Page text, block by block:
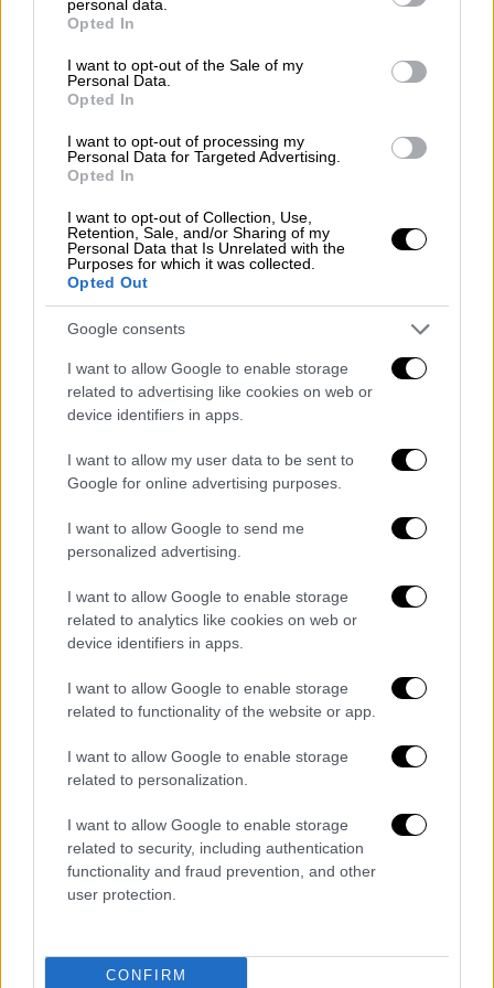
grant or deny consent to Google and its third-party tags to
use your data for below specified purposes in below Google
consent section.
personal data.
Opted In
I want to opt-out of the Sale of my
Personal Data.
Opted In
I want to opt-out of processing my
Personal Data for Targeted Advertising.
Opted In
I want to opt-out of Collection, Use,
Retention, Sale, and/or Sharing of my
Personal Data that Is Unrelated with the
Purposes for which it was collected.
Opted Out
Google consents
I want to allow Google to enable storage
related to advertising like cookies on web or
device identifiers in apps.
I want to allow my user data to be sent to
Google for online advertising purposes.
I want to allow Google to send me
personalized advertising.
I want to allow Google to enable storage
related to analytics like cookies on web or
device identifiers in apps.
I want to allow Google to enable storage
related to functionality of the website or app.
I want to allow Google to enable storage
related to personalization.
I want to allow Google to enable storage
related to security, including authentication
functionality and fraud prevention, and other
user protection.
CONFIRM
να ενημερώνονται και γι’ άλλες
πληροφορίες, όπως
πάρκινγκ, τουαλετών κλπ. για άτομα με
αναπηρίες.
H υπηρεσία αυτή είναι διαθέσιμη και στην
Ελλάδα γιαAndroidκαιiOS. Για να σου
για μέρη με δυνατότητα πρόσβασης, θα
χρειαστεί να προσαρμόσεις τις ρυθμίσεις
προσβασιμότητας:
Σε τηλέφωνο ή tablet Android, άνοιξε
την εφαρμογή Χάρτες Google.
Πάτησε τη φωτογραφία του προφίλ ή το
αρχικό γράμμα του ονόματός σου
(Κυκλικό εικονίδιο λογαριασμού), μετά
«Ρυθμίσεις» (Settings) και μετά
Ενεργοποίησε την επιλογή Προσβάσιμα
μέρη.
Τα μέρη με δυνατότητα πρόσβασης για
αναπηρικό αμαξίδιο εμφανίζουν ένα
εικονίδιο αναπηρικού αμαξιδίου στα
αποτελέσματα. Εάν είναι επιβεβαιωμένο
ότι δεν διαθέτει πρόσβαση για ΑΜΕΑ, η
μέσα από το Google Maps.
Τέλος, η υπηρεσία θα αναφέρει την
ύπαρξη σκάλας, σε περίπτωση που ο
ενδιαφερόμενος θα ήθελε να τις
αποφύγει.
Κιβωτός του Κόσμου: Παιδιά και